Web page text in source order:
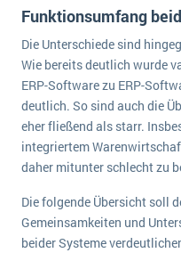
Funktionsumfang
Die Unterschiede sind
Wie bereits deutlich wurde
ERP-Software zu ERP-
deutlich. So sind auch die
eher fließend als starr.
integriertem
daher mitunter schlecht zu
Die folgende Übersicht soll
Gemeinsamkeiten und
beider Systeme